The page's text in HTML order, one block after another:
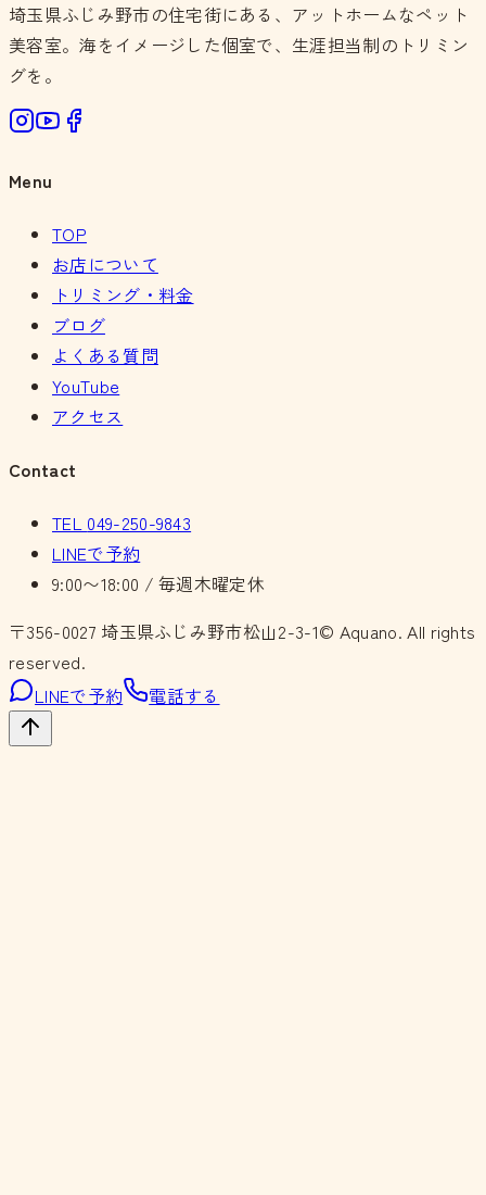
埼玉県ふじみ野市の住宅街にある、アットホームなペット
美容室。海をイメージした個室で、生涯担当制のトリミン
グを。
Menu
TOP
お店について
トリミング・料金
ブログ
よくある質問
YouTube
アクセス
Contact
TEL 049-250-9843
LINEで予約
9:00〜18:00 / 毎週木曜定休
〒356-0027 埼玉県ふじみ野市松山2-3-1© Aquano. All rights
reserved.
LINEで予約
電話する